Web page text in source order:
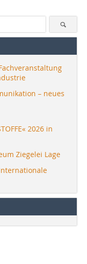
– neues
2026 in
Ziegelei Lage